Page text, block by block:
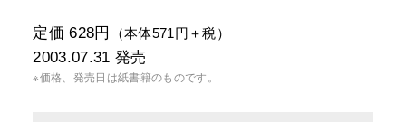
定価 628円 （本体571円＋税）
2003.07.31 発売
※価格、発売日は紙書籍のものです。